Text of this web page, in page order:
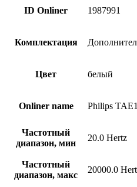
ID Onliner 1987991
Комплектация
Цвет белый
Onliner name Philips
Частотный
диапазон, мин
20.0 Hertz
Частотный
диапазон, макс
20000.0